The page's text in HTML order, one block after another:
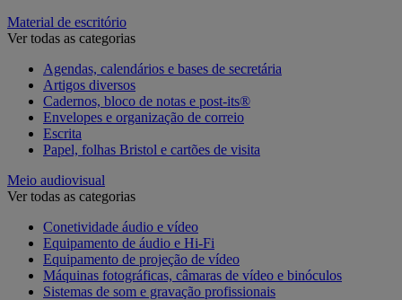
Material de escritório
Ver todas as categorias
Agendas, calendários e bases de secretária
Artigos diversos
Cadernos, bloco de notas e post-its®
Envelopes e organização de correio
Escrita
Papel, folhas Bristol e cartões de visita
Meio audiovisual
Ver todas as categorias
Conetividade áudio e vídeo
Equipamento de áudio e Hi-Fi
Equipamento de projeção de vídeo
Máquinas fotográficas, câmaras de vídeo e binóculos
Sistemas de som e gravação profissionais